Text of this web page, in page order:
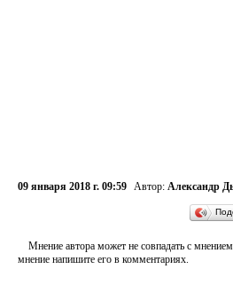
09 января 2018 г. 09:59 Автор: Александр
Мнение автора может не совпадать с
мнение напишите его в комментариях.